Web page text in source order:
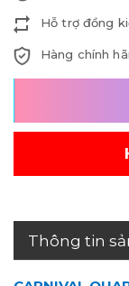
Hỗ trợ đồng
Hàng chính
Thông tin